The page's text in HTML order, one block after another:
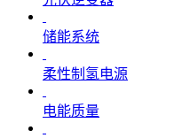
储能系统
柔性制氢电源
电能质量